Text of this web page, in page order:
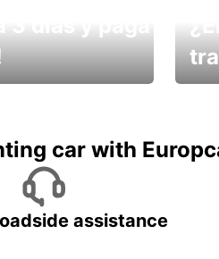
car with
assistance